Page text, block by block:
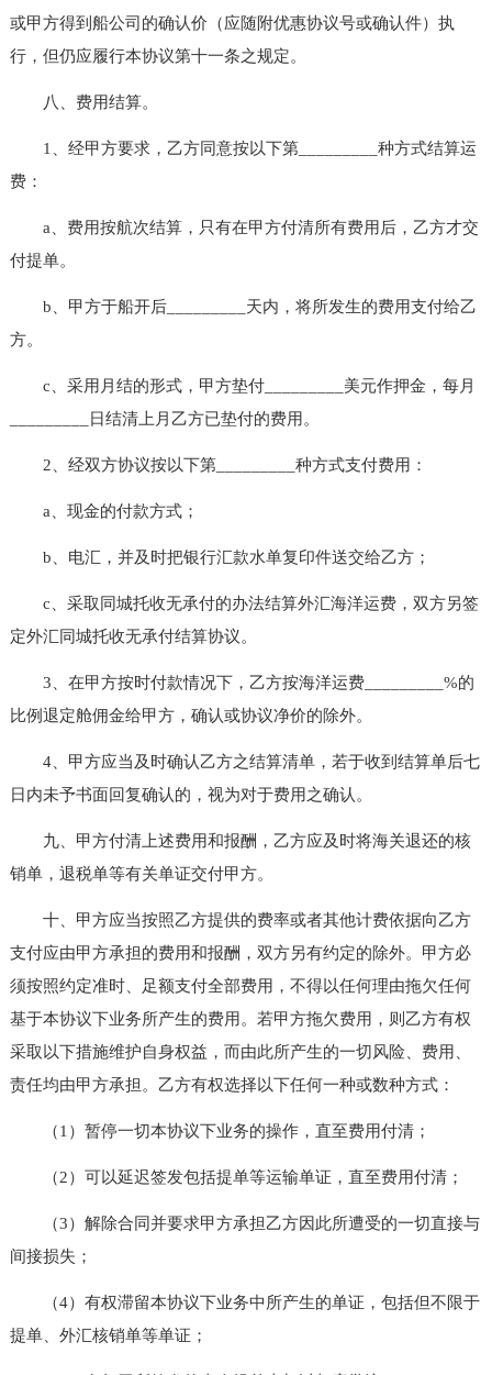
或甲方得到船公司的确认价（应随附优惠协议号或确认件）执
行，但仍应履行本协议第十一条之规定。
八、费用结算。
1、经甲方要求，乙方同意按以下第_________种方式结算运
费：
a、费用按航次结算，只有在甲方付清所有费用后，乙方才交
付提单。
b、甲方于船开后_________天内，将所发生的费用支付给乙
方。
c、采用月结的形式，甲方垫付_________美元作押金，每月
_________日结清上月乙方已垫付的费用。
2、经双方协议按以下第_________种方式支付费用：
a、现金的付款方式；
b、电汇，并及时把银行汇款水单复印件送交给乙方；
c、采取同城托收无承付的办法结算外汇海洋运费，双方另签
定外汇同城托收无承付结算协议。
3、在甲方按时付款情况下，乙方按海洋运费_________%的
比例退定舱佣金给甲方，确认或协议净价的除外。
4、甲方应当及时确认乙方之结算清单，若于收到结算单后七
日内未予书面回复确认的，视为对于费用之确认。
九、甲方付清上述费用和报酬，乙方应及时将海关退还的核
销单，退税单等有关单证交付甲方。
十、甲方应当按照乙方提供的费率或者其他计费依据向乙方
支付应由甲方承担的费用和报酬，双方另有约定的除外。甲方必
须按照约定准时、足额支付全部费用，不得以任何理由拖欠任何
基于本协议下业务所产生的费用。若甲方拖欠费用，则乙方有权
采取以下措施维护自身权益，而由此所产生的一切风险、费用、
责任均由甲方承担。乙方有权选择以下任何一种或数种方式：
（1）暂停一切本协议下业务的操作，直至费用付清；
（2）可以延迟签发包括提单等运输单证，直至费用付清；
（3）解除合同并要求甲方承担乙方因此所遭受的一切直接与
间接损失；
（4）有权滞留本协议下业务中所产生的单证，包括但不限于
提单、外汇核销单等单证；